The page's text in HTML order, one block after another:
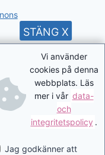
Vi använder
cookies på denna
webbplats. Läs
mer i vår data-
och
integritetspolicy .
Jag godkänner att
STÄNG X